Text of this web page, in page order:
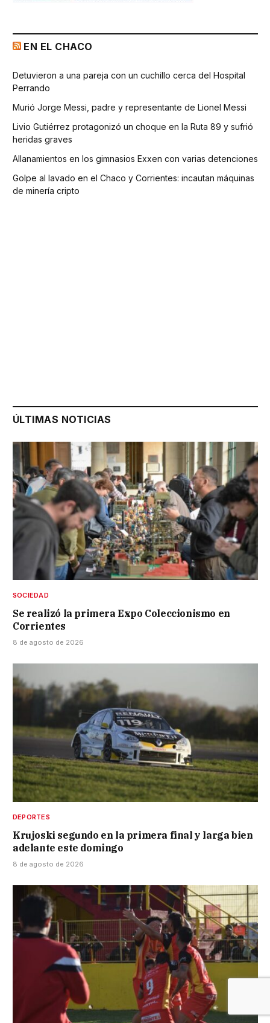
EN EL CHACO
Detuvieron a una pareja con un cuchillo cerca del Hospital
Perrando
Murió Jorge Messi, padre y representante de Lionel Messi
Livio Gutiérrez protagonizó un choque en la Ruta 89 y sufrió
heridas graves
Allanamientos en los gimnasios Exxen con varias detenciones
Golpe al lavado en el Chaco y Corrientes: incautan máquinas
de minería cripto
ÚLTIMAS NOTICIAS
SOCIEDAD
Se realizó la primera Expo Coleccionismo en
Corrientes
8 de agosto de 2026
DEPORTES
Krujoski segundo en la primera final y larga bien
adelante este domingo
8 de agosto de 2026